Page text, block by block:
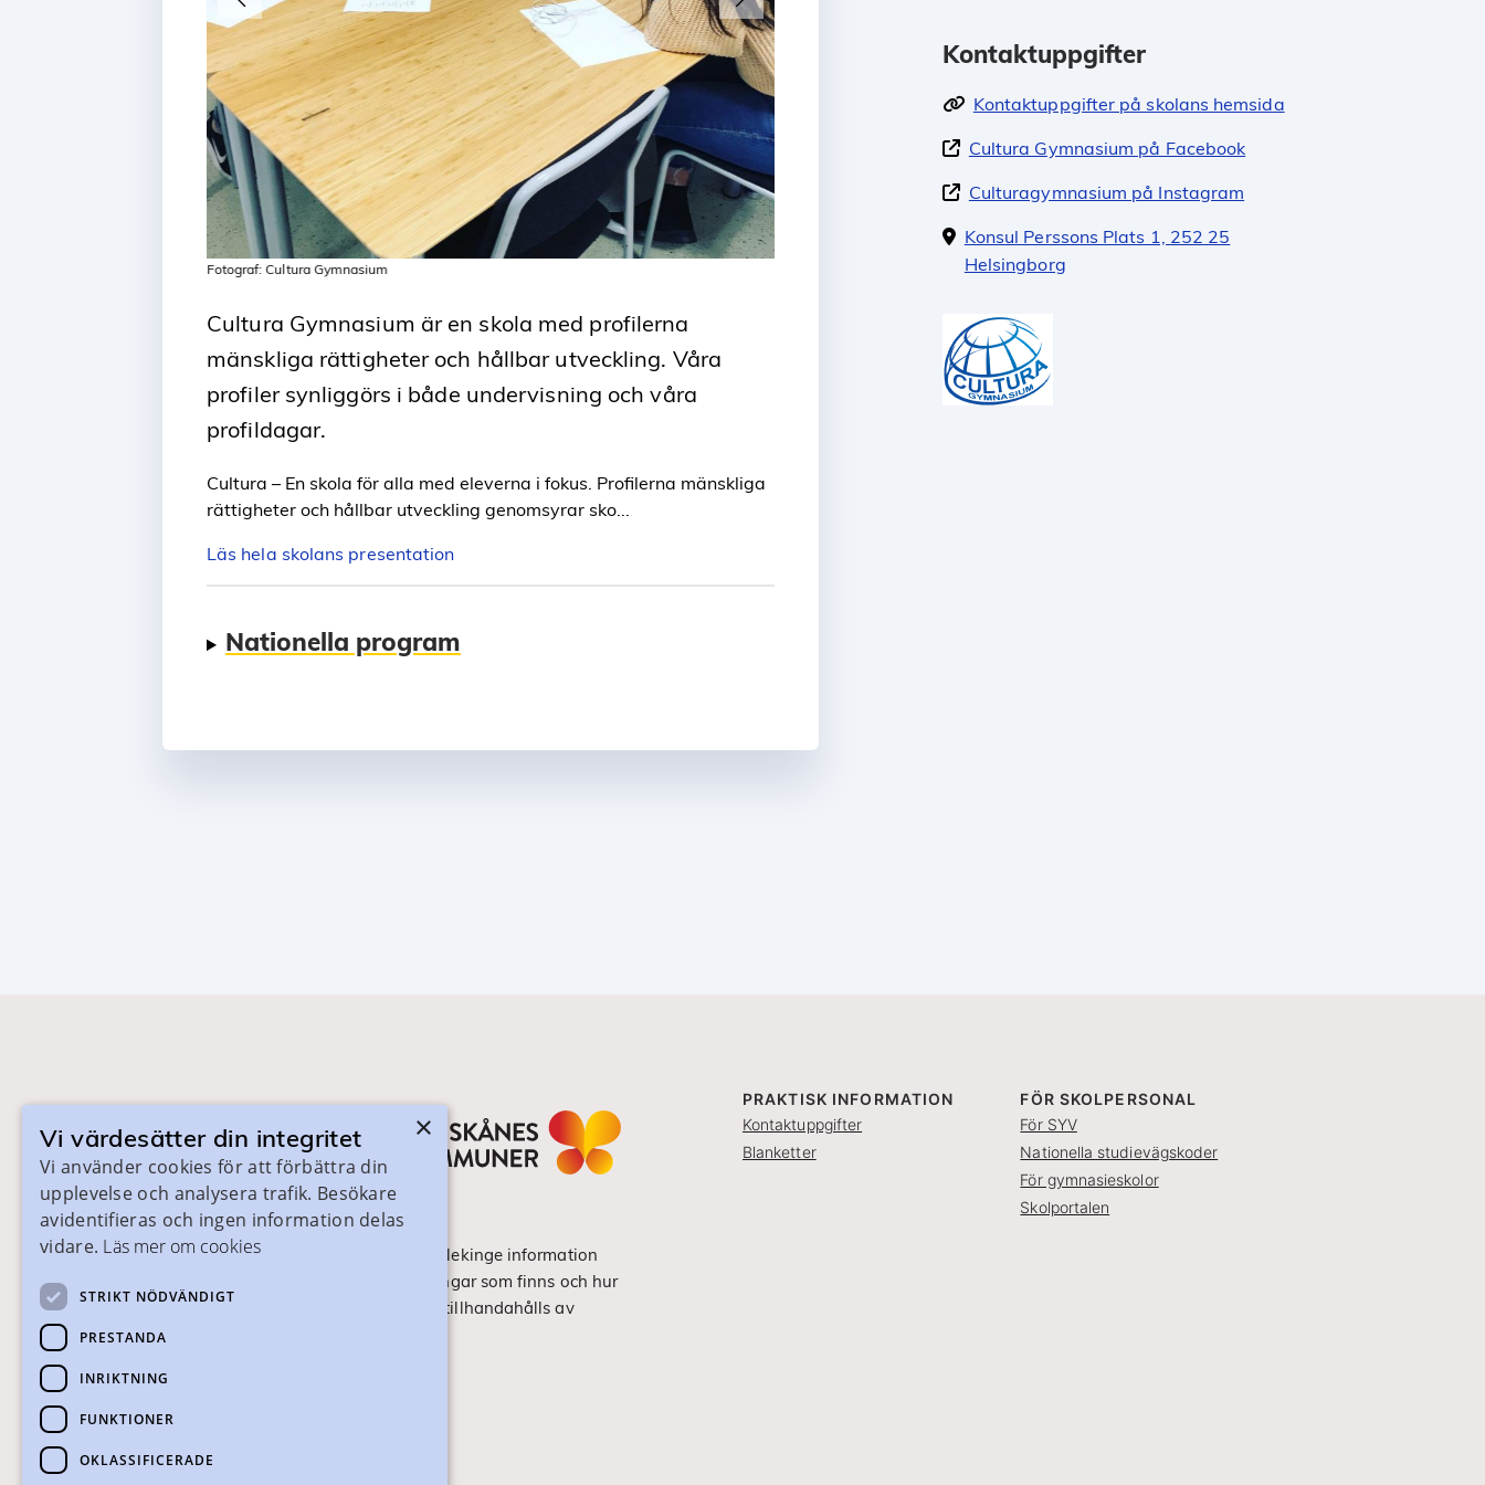
Fotograf: Cultura Gymnasium
Cultura Gymnasium är en skola med profilerna
mänskliga rättigheter och hållbar utveckling. Våra
profiler synliggörs i både undervisning och våra
profildagar.
Cultura – En skola för alla med eleverna i fokus. Profilerna mänskliga
rättigheter och hållbar utveckling genomsyrar sko...
Läs hela skolans presentation
Nationella program
Kontaktuppgifter
Kontaktuppgifter på skolans hemsida
Cultura Gymnasium på Facebook
Culturagymnasium på Instagram
Konsul Perssons Plats 1, 252 25
Helsingborg
På skanegy.se hittar du som bor i Skåne och Blekinge information
om ditt gymnasieval. Här ser du vilka utbildningar som finns och hur
ansökan och antagning går till. Webbplatsen tillhandahålls av
Skånes Kommuner.
Om webbplatsen
Tillgänglighet
PRAKTISK INFORMATION
Kontaktuppgifter
Blanketter
FÖR SKOLPERSONAL
För SYV
Nationella studievägskoder
För gymnasieskolor
Skolportalen
×
Vi värdesätter din integritet
Vi använder cookies för att förbättra din
upplevelse och analysera trafik. Besökare
avidentifieras och ingen information delas
vidare. Läs mer om cookies
STRIKT NÖDVÄNDIGT
PRESTANDA
INRIKTNING
FUNKTIONER
OKLASSIFICERADE